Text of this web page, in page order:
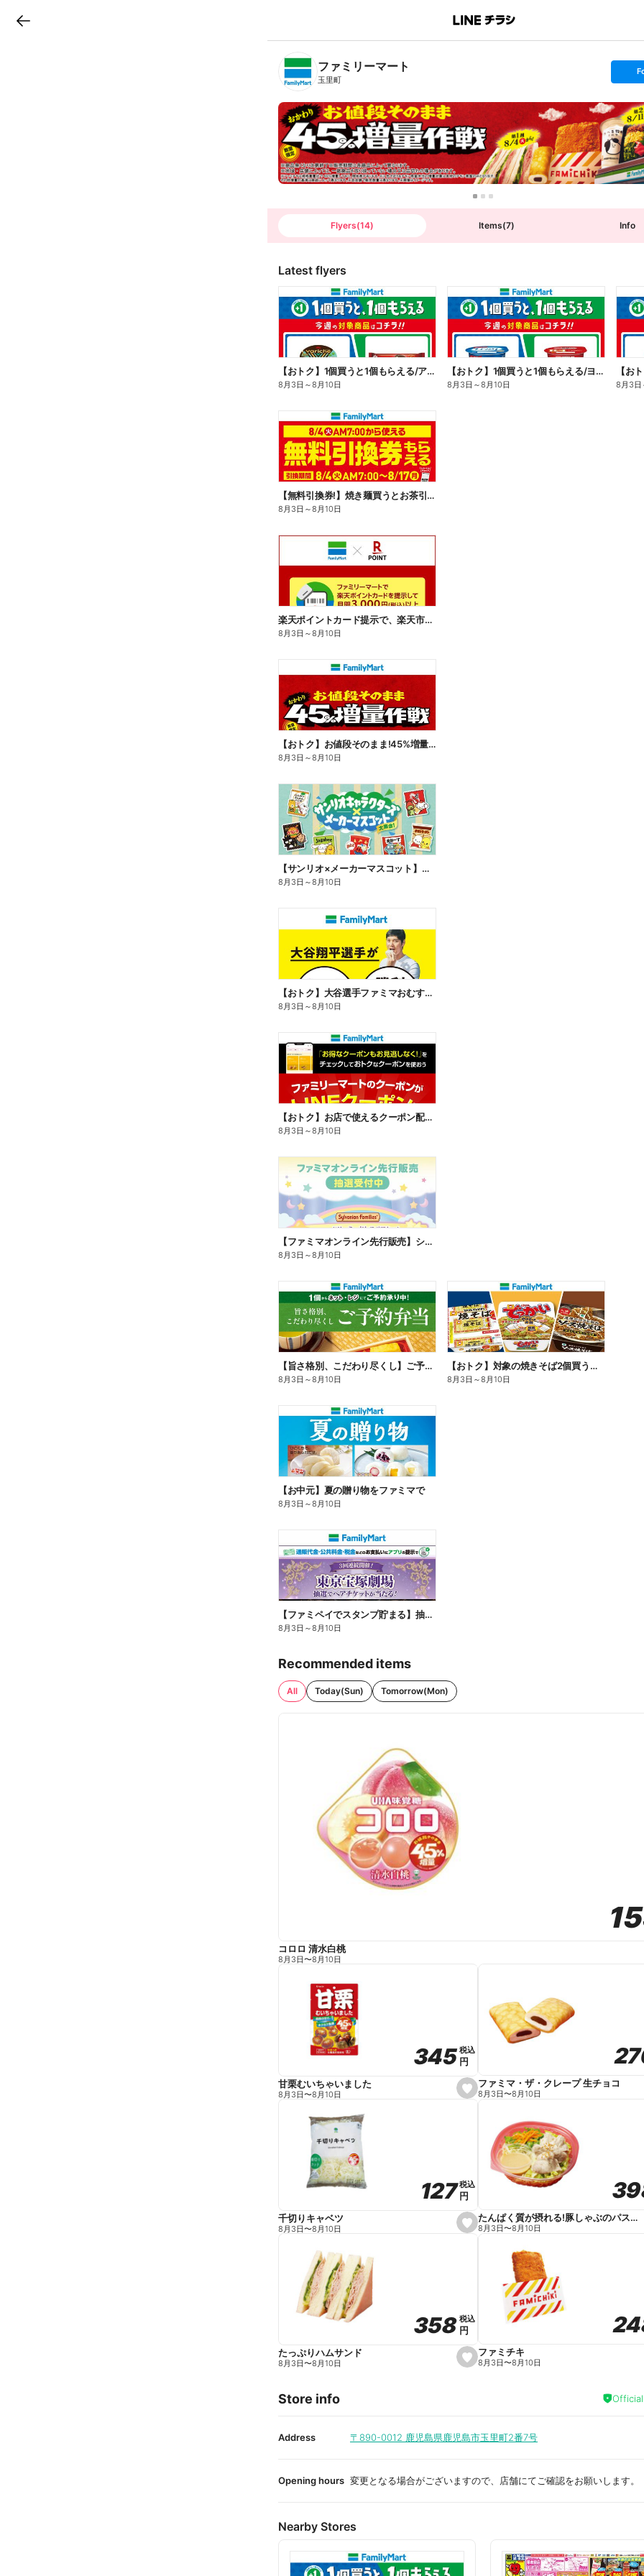
B
n
T
ファミリーマート
玉里町
s
t
o
l
l
o
w
Flyers(14) Items(7) Info
Latest flyers
【おトク】1個買うと1個もらえる/アイス
8月3日 ～8月10日
【おトク】1個買うと1個もらえる/ヨーグルト
8月3日 ～8月10日
【お
8月3日
【無料引換券!】焼き麺買うとお茶引換券貰える!
8月3日 ～8月10日
楽天ポイントカード提示で、楽天市場でのお買い物がおトクに!
8月3日 ～8月10日
【おトク】お値段そのまま!45%増量作戦!
8月3日 ～8月10日
【サンリオ×メーカーマスコット】オリジナルグッズ貰える!
8月3日 ～8月10日
【おトク】大谷選手ファミマおむすび割
8月3日 ～8月10日
【おトク】お店で使えるクーポン配信中
8月3日 ～8月10日
【ファミマオンライン先行販売】シルバニアファミリー
8月3日 ～8月10日
【旨さ格別、こだわり尽くし】ご予約弁当
8月3日 ～8月10日
【おトク】対象の焼きそば2個買うと100円引き!
8月3日 ～8月10日
【お中元】夏の贈り物をファミマで
8月3日 ～8月10日
【ファミペイでスタンプ貯まる】抽選でペアチケットが当たる!
8月3日 ～8月10日
Recommended items
All Today(Sun) Tomorrow(Mon)
コロロ 清水白桃
8月3日〜8月10日
s
e
e
345
345税込
税込
円
円
甘栗むいちゃいました
8月3日〜8月10日
ファミマ・ザ・クレープ 生チョコ
8月3日〜8月10日
s
e
e
127
127税込
税込
円
円
千切りキャベツ
8月3日〜8月10日
たんぱく質が摂れる!豚しゃぶのパスタサラダ
8月3日〜8月10日
s
e
i
t
358
358税込
税込
円
円
たっぷりハムサンド
8月3日〜8月10日
ファミチキ
8月3日〜8月10日
Store info
Address 〒890-0012 鹿児島県鹿児島市玉里町2番7号
Opening hours 変更となる場合がございますので、店舗にてご確認をお願いします。
Nearby Stores